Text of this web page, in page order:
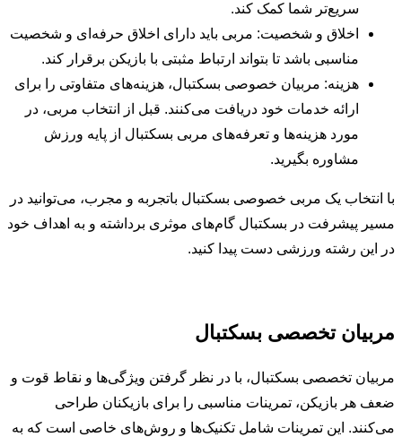
سریع‌تر شما کمک کند.
اخلاق و شخصیت: مربی باید دارای اخلاق حرفه‌ای و شخصیت
مناسبی باشد تا بتواند ارتباط مثبتی با بازیکن برقرار کند.
هزینه: مربیان خصوصی بسکتبال، هزینه‌های متفاوتی را برای
ارائه خدمات خود دریافت می‌کنند. قبل از انتخاب مربی، در
مورد هزینه‌ها و تعرفه‌های مربی بسکتبال از پایه ورزش
مشاوره بگیرید.
با انتخاب یک مربی خصوصی بسکتبال باتجربه و مجرب، می‌توانید در
مسیر پیشرفت در بسکتبال گام‌های موثری برداشته و به اهداف خود
در این رشته ورزشی دست پیدا کنید.
مربیان تخصصی بسکتبال
مربیان تخصصی بسکتبال، با در نظر گرفتن ویژگی‌ها و نقاط قوت و
ضعف هر بازیکن، تمرینات مناسبی را برای بازیکنان طراحی
می‌کنند. این تمرینات شامل تکنیک‌ها و روش‌های خاصی است که به